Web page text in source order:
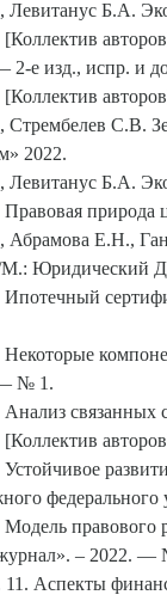
Б.А.
2-е изд., испр. и
С.В.
2022.
Б.А.
природа
Е.Н.,
Юридический
— № 1.
связанных
правового
– 2022. —
Аспекты